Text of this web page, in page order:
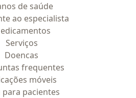
de saúde
ao especialista
Serviços
Doencas
frequentes
móveis
para pacientes